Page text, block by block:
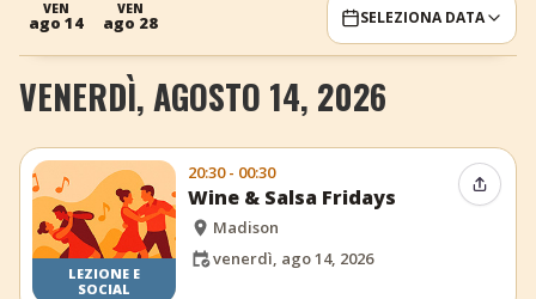
+ Aggiungi evento
VEN
ago 14
VEN
ago 28 SELEZIONA DATA
VENERDÌ, AGOSTO 14, 2026
LEZIONE E
SOCIAL
20:30 - 00:30
Wine & Salsa Fridays
Madison
venerdì, ago 14, 2026